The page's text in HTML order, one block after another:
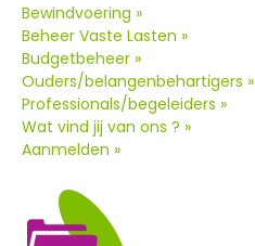
Bewindvoering »
Beheer Vaste Lasten »
Budgetbeheer »
Ouders/belangenbehartigers »
Professionals/begeleiders »
Wat vind jij van ons ? »
Aanmelden »